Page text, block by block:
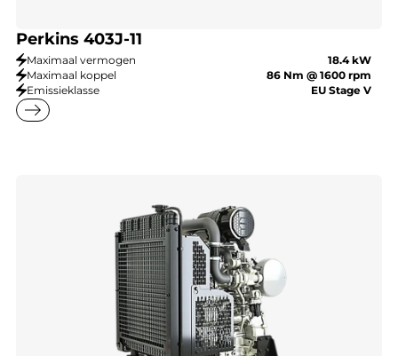
Perkins 403J-11
Maximaal vermogen
18.4 kW
Maximaal koppel
86 Nm @ 1600 rpm
Emissieklasse
EU Stage V
east